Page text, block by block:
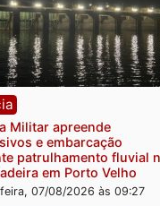
Polícia
Casal é preso pela
de 72 quilos de
escondidos em estepe
Velho
sexta-feira, 07/08/2026